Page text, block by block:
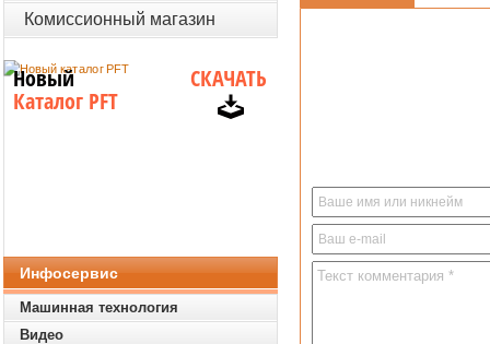
Комиссионный магазин
Новый
Каталог PFT
СКАЧАТЬ
Инфосервис
Машинная технология
Видео